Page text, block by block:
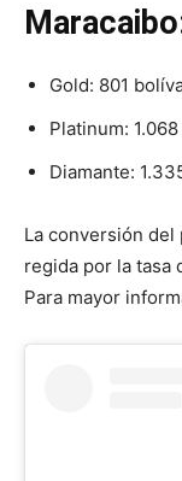
Gold: 801
Platinum:
Diamante:
La conversión
regida por la tasa
Para mayor